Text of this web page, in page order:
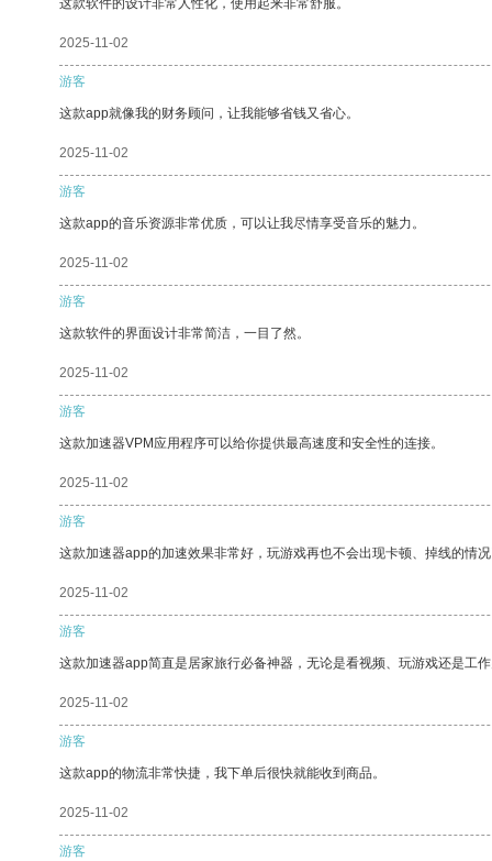
这款软件的设计非常人性化，使用起来非常舒服。
2025-11-02
游客
这款app就像我的财务顾问，让我能够省钱又省心。
2025-11-02
游客
这款app的音乐资源非常优质，可以让我尽情享受音乐的魅力。
2025-11-02
游客
这款软件的界面设计非常简洁，一目了然。
2025-11-02
游客
这款加速器VPM应用程序可以给你提供最高速度和安全性的连接。
2025-11-02
游客
这款加速器app的加速效果非常好，玩游戏再也不会出现卡顿、掉线的情
2025-11-02
游客
这款加速器app简直是居家旅行必备神器，无论是看视频、玩游戏还是工
2025-11-02
游客
这款app的物流非常快捷，我下单后很快就能收到商品。
2025-11-02
游客